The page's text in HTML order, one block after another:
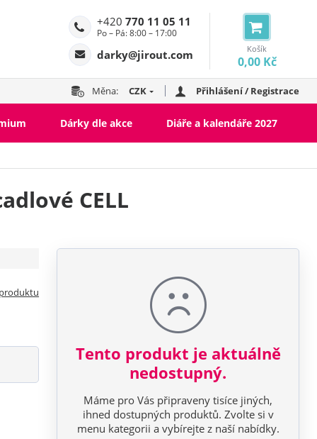
Košík
0,00 Kč
+420 770 11 05 11
Po – Pá: 8:00 – 17:00
darky@jirout.com
Měna: CZK Přihlášení / Registrace
Dárky dle akce Diáře a kalendáře 2027
CELL
Tento produkt je aktuálně
nedostupný.
Máme pro Vás připraveny tisíce jiných,
ihned dostupných produktů. Zvolte si v
menu kategorii a vybírejte z naší nabídky.